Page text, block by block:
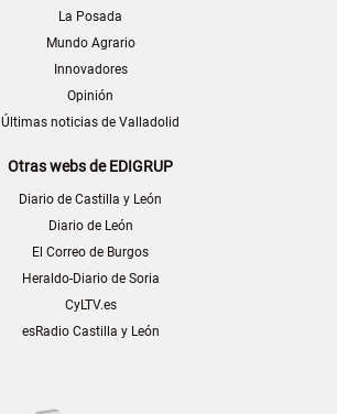
La Posada
Mundo Agrario
Innovadores
Opinión
Últimas noticias de Valladolid
Otras webs de EDIGRUP
Diario de Castilla y León
Diario de León
El Correo de Burgos
Heraldo-Diario de Soria
CyLTV.es
esRadio Castilla y León